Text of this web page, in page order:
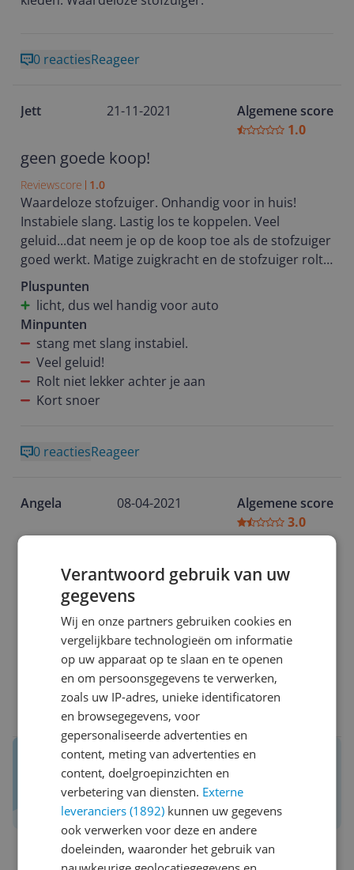
0 reactiesReageer
Jett 21-11-2021
Algemene score
1.0
geen goede koop!
Reviewscore 1.0
Waardeloze stofzuiger. Onhandig voor in huis!
Instabiele slang. Lastig los te koppelen. Veel
geluid...dat neem je op de koop toe als de stofzuiger
goed werkt. Matige zuigkracht en de stofzuiger rolt
niet lekker achter je aan. Wel lekker licht. handig
voor auto te stofzuigen maar voor in huishouden
ongeschikt.
Pluspunten
licht, dus wel handig voor auto
Minpunten
stang met slang instabiel.
Veel geluid!
Rolt niet lekker achter je aan
Kort snoer
0 reactiesReageer
Angela 08-04-2021
Algemene score
3.0
Reviewscore 3.0
De snoer lengte is perfect en hij draai ook vrij soepel
Alleen de zuigkracht was na een week niks meer,
heel irritant. Dus nu aan het sparen voor een
0 reactiesReageer
Reviews van echte kopers.
Daar maak je een betere keuze mee!
Schrijf een review over Kieskeurig.nl
Verantwoord gebruik van uw
gegevens
Wij en onze partners gebruiken cookies en
vergelijkbare technologieën om informatie
op uw apparaat op te slaan en te openen
en om persoonsgegevens te verwerken,
zoals uw IP-adres, unieke identificatoren
en browsegegevens, voor
gepersonaliseerde advertenties en
content, meting van advertenties en
content, doelgroepinzichten en
verbetering van diensten. Externe
leveranciers (1892) kunnen uw gegevens
ook verwerken voor deze en andere
doeleinden, waaronder het gebruik van